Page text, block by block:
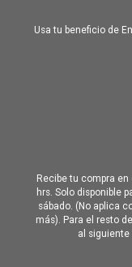
Usa tu beneficio de
Recibe tu compra
hrs. Solo disponible
sábado. (No aplica
más). Para el resto
al siguiente